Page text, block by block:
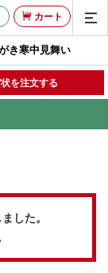
カート
き寒中見舞い
を注文する
した。